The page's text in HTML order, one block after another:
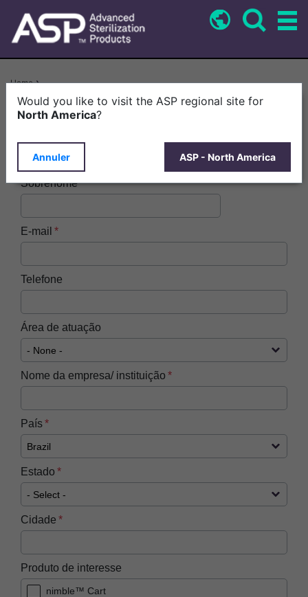
content
Breadcrumb
Home
Integradores De Migração VERISURE™ > ASP Product Carousel: Common
Form PT-BR
Sobrenome
E-mail
Telefone
Área de atuação
Nome da empresa/ instituição
País
Estado
Cidade
Produto de interesse
nimble™ Cart
Would you like to visit the ASP regional site for
North America?
Annuler ASP - North America